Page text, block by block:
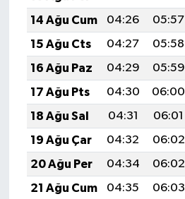
14 Ağu Cum
04:26 05:57
15 Ağu Cts
04:27 05:58
16 Ağu Paz
04:29 05:59
17 Ağu Pts
04:30 06:00
18 Ağu Sal
04:31 06:01
19 Ağu Çar
04:32 06:02
20 Ağu Per
04:34 06:02
21 Ağu Cum
04:35 06:03